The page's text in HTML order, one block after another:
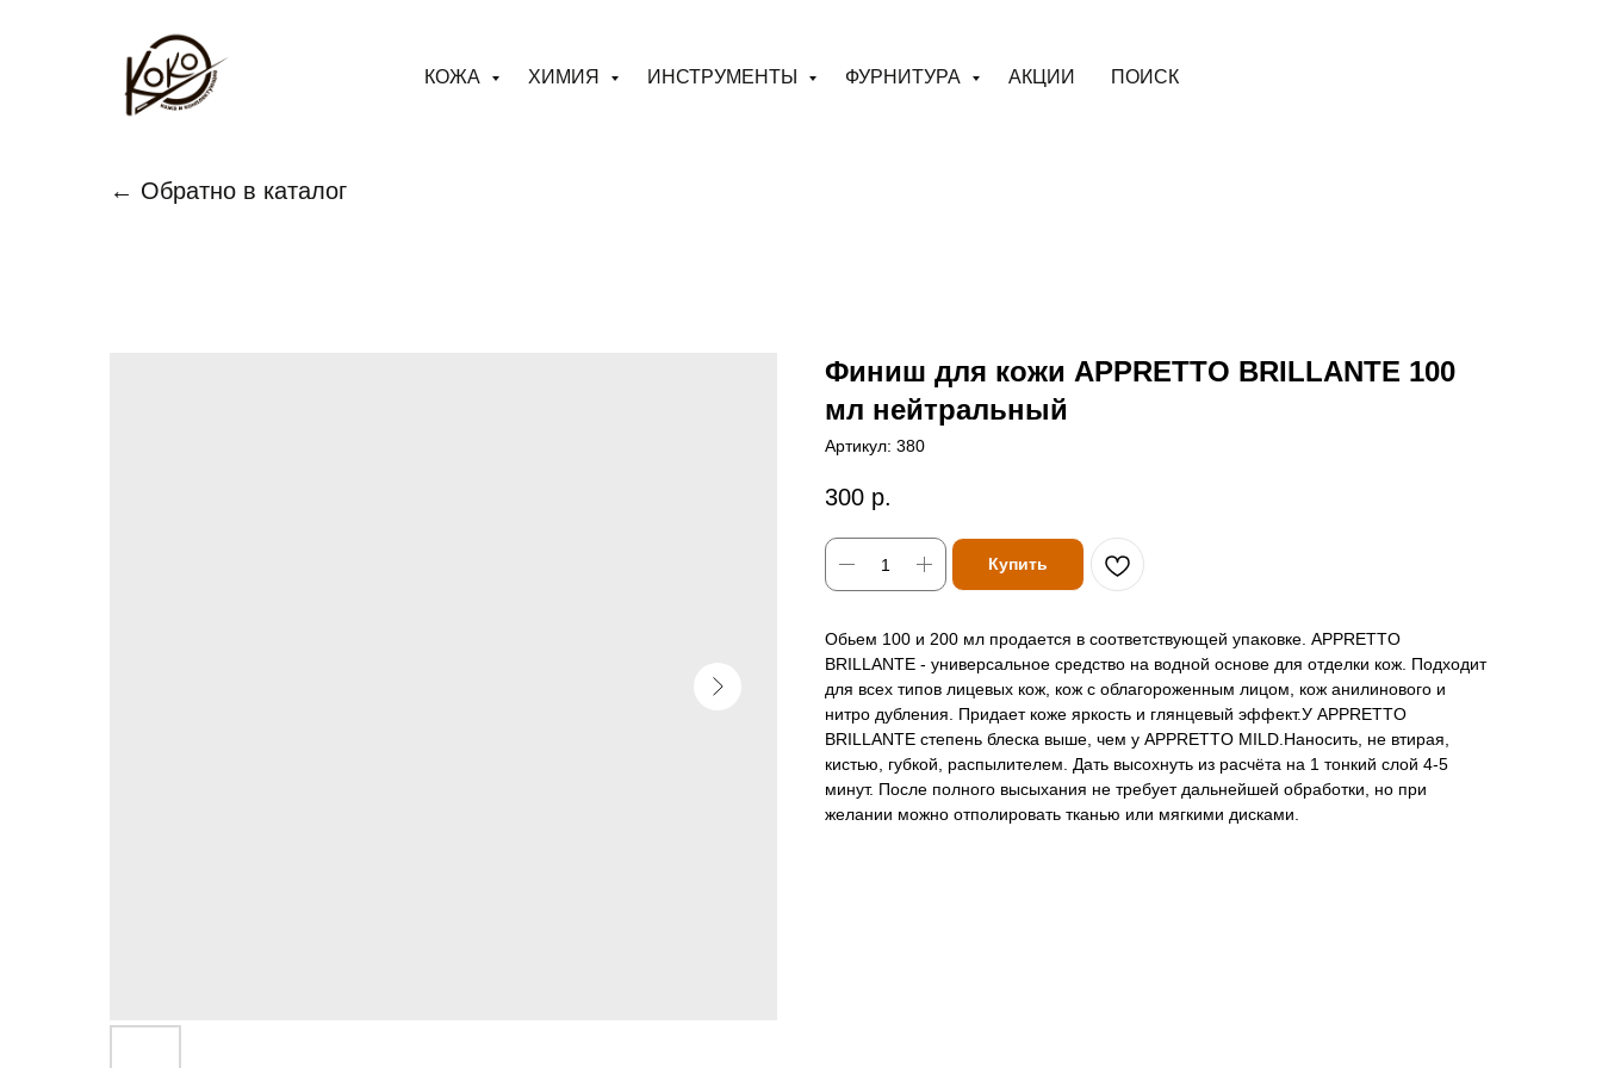
КОЖА ХИМИЯ ИНСТРУМЕНТЫ ФУРНИТУРА АКЦИИ ПОИСК
← Обратно в каталог
Финиш для кожи APPRETTO BRILLANTE 100
мл нейтральный
Артикул: 380
300 р.
Купить
Обьем 100 и 200 мл продается в соответствующей упаковке. APPRETTO
BRILLANTE - универсальное средство на водной основе для отделки кож. Подходит
для всех типов лицевых кож, кож с облагороженным лицом, кож анилинового и
нитро дубления. Придает коже яркость и глянцевый эффект.У APPRETTO
BRILLANTE степень блеска выше, чем у APPRETTO MILD.Наносить, не втирая,
кистью, губкой, распылителем. Дать высохнуть из расчёта на 1 тонкий слой 4-5
минут. После полного высыхания не требует дальнейшей обработки, но при
желании можно отполировать тканью или мягкими дисками.